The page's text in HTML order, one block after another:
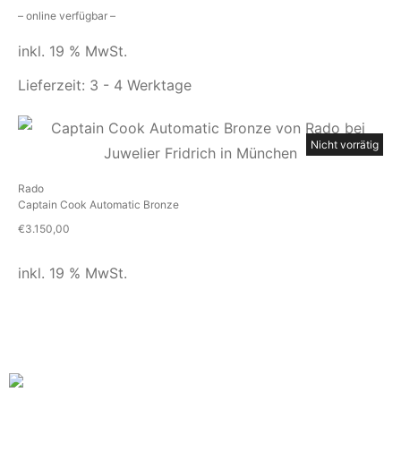
– online verfügbar –
inkl. 19 % MwSt.
Lieferzeit: 3 - 4 Werktage
Nicht vorrätig
Rado
Captain Cook Automatic Bronze
€3.150,00
inkl. 19 % MwSt.